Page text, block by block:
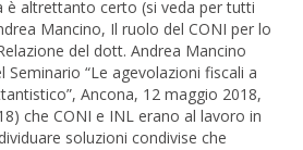
è altrettanto certo (si veda per tutti
Mancino, Il ruolo del CONI per lo
del dott. Andrea Mancino
“Le agevolazioni fiscali a
Ancona, 12 maggio 2018,
che CONI e INL erano al lavoro in
soluzioni condivise che